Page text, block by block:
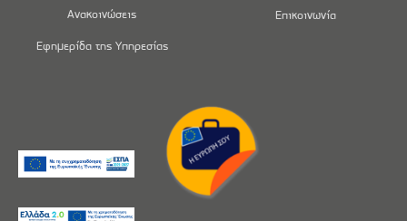
Ανακοινώσεις
Εφημερίδα της Υπηρεσίας
Επικοινωνία